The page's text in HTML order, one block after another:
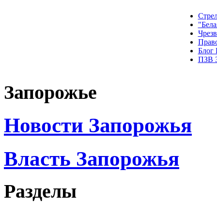
Блог
ПЗВ
Запорожье
Новости Запорожья
Власть Запорожья
Разделы